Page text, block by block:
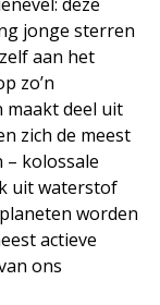
jonge sterren
aan het
zo’n
maakt deel uit
zich de meest
– kolossale
uit waterstof
worden
actieve
ons